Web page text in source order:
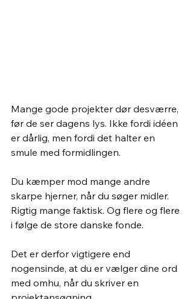
Mange gode projekter dør desværre,
før de ser dagens lys. Ikke fordi idéen
er dårlig, men fordi det halter en
smule med formidlingen.
Du kæmper mod mange andre
skarpe hjerner, når du søger midler.
Rigtig mange faktisk. Og flere og flere
i følge de store danske fonde.
Det er derfor vigtigere end
nogensinde, at du er vælger dine ord
med omhu, når du skriver en